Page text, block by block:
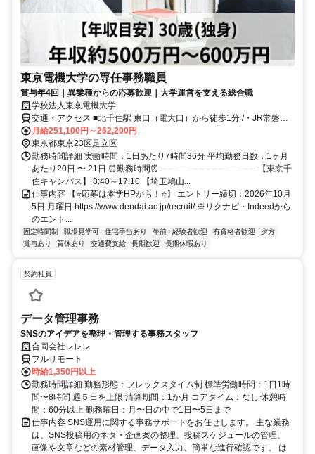
東京電機大学の専任事務職員
賞与年4回｜異業種からの応募歓迎｜大学運営を支える総合職
学校法人東京電機大学
交通・アクセス ■北千住駅 東口（電大口）から徒歩1分 /・JR常磐線
・東京メトロ日比谷線 ・東京メトロ千代田線 ・東武スカイツリーラ
イン（東武伊勢崎線ー東京メトロ半蔵門線乗入）・つくばエクスプレ
ス ■京成本線 京成関屋駅から徒歩7分
月給251,100円～262,200円
東京都東京23区足立区
勤務時間詳細 実働時間：1日あたり7時間36分 平均勤務日数：1ヶ月
あたり20日 〜 21日 ⏰勤務時間⏰ ─────────────── 【東京千
住キャンパス】 8:40～17:10 【埼玉鳩山...
仕事内容 【⭐応募は本学HPから！⭐】 エントリー締切：2026年10月
5日 月曜日 https://www.dendai.ac.jp/recruit/ ※リクナビ・Indeedから
のエント...
固定時間制 職場見学可 住宅手当あり 午前 経験者歓迎 有資格者歓迎
夕方
賞与あり
育休あり 交通費支給 長期歓迎 長期休暇あり
契約社員
データ管理事務
SNSのアイデアを整理・管理する事務スタッフ
合同会社レレレ
フルリモート
時給1,350円以上
勤務時間詳細 勤務形態：フレックスタイム制 標準労働時間：1日1時
間〜8時間 週５日を上限 清算期間：1か月 コアタイム：なし 休憩時
間：60分以上 勤務曜日：月〜日の中で1日〜5日まで
仕事内容 SNS運用に関する事務サポートをお任せします。 主な業務
は、SNS投稿用のネタ・企画案の整理、投稿スケジュールの管理、
画像や文章などの素材管理、データ入力、簡単な進行確認です。 は